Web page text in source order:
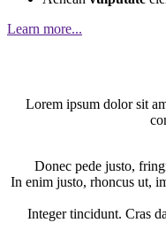
Learn more...
Lorem ipsum dolor sit
Donec pede justo,
In enim justo, rhoncus ut,
Integer tincidunt. Cras